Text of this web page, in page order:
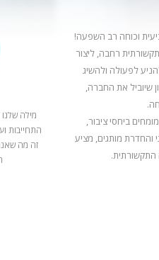
מילה
התחייבות
זה מה
וכוחה רב השפעה!
רחבה, ליצור
לפעולה ולהשיג
שיוביל את החברה,
ביחסי ציבור,
והחדרת מותגים, מציע
התקשורתית.